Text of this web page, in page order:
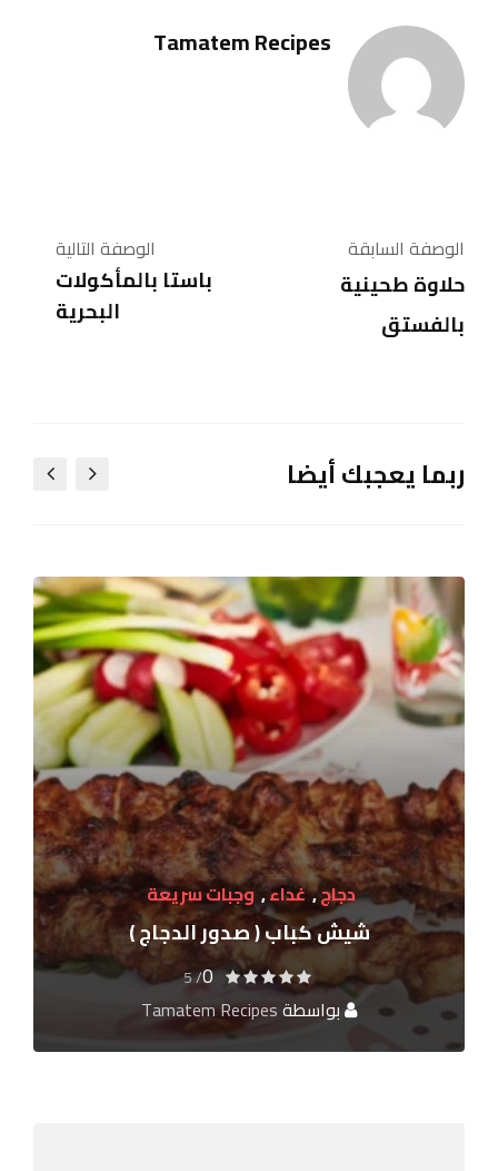
Tamatem Recipes
الوصفة السابقة
حلاوة طحينية
بالفستق
الوصفة التالية
باستا بالمأكولات
البحرية
ربما يعجبك أيضا
دجاج,غداء,وجبات سريعة
شيش كباب ( صدور الدجاج )
0
/ 5
بواسطةTamatem Recipes